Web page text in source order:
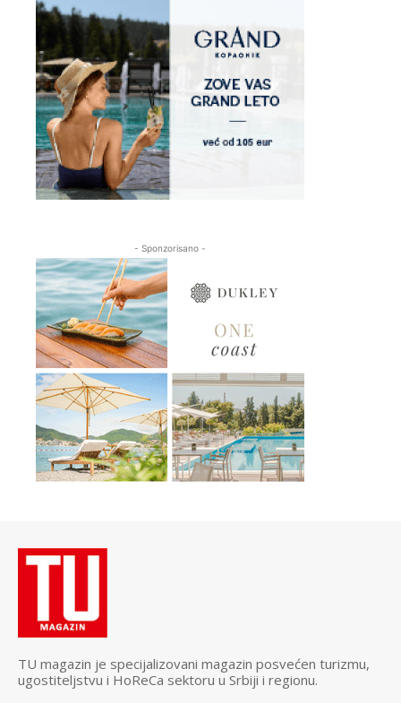
- Sponzorisano -
TU magazin je specijalizovani magazin posvećen turizmu,
ugostiteljstvu i HoReCa sektoru u Srbiji i regionu.